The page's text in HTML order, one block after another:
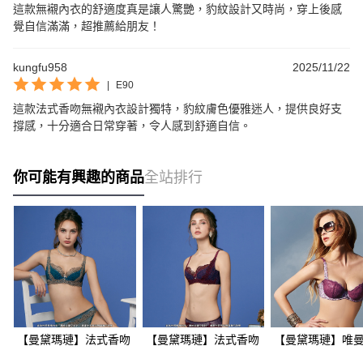
這款無襯內衣的舒適度真是讓人驚艷，豹紋設計又時尚，穿上後感
覺自信滿滿，超推薦給朋友！
kungfu958 2025/11/22
E90
這款法式香吻無襯內衣設計獨特，豹紋膚色優雅迷人，提供良好支
撐感，十分適合日常穿著，令人感到舒適自信。
你可能有興趣的商品全站排行
【曼黛瑪璉】法式香吻 【曼黛瑪璉】法式香吻 【曼黛瑪璉】唯